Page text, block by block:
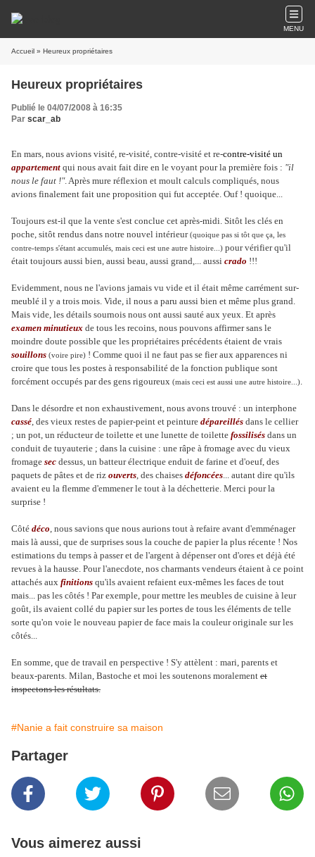
MENU
Accueil » Heureux propriétaires
Heureux propriétaires
Publié le 04/07/2008 à 16:35
Par scar_ab
En mars, nous avions visité, re-visité, contre-visité et re-contre-visité un
appartement qui nous avait fait dire en le voyant pour la première fois : "il
nous le faut !". Après mure réflexion et moult calculs compliqués, nous
avions finalement fait une proposition qui fut acceptée. Ouf ! quoique...
Toujours est-il que la vente s'est conclue cet après-midi. Sitôt les clés en
poche, sitôt rendus dans notre nouvel intérieur(quoique pas si tôt que ça, les
contre-temps s'étant accumulés, mais ceci est une autre histoire...) pour vérifier qu'il
était toujours aussi bien, aussi beau, aussi grand,... aussi crado !!!
Evidemment, nous ne l'avions jamais vu vide et il était même carrément sur-
meublé il y a trois mois. Vide, il nous a paru aussi bien et même plus grand.
Mais vide, les détails sournois nous ont aussi sauté aux yeux. Et après
examen minutieux de tous les recoins, nous pouvons affirmer sans le
moindre doute possible que les propriétaires précédents étaient de vrais
souillons (voire pire) ! Comme quoi il ne faut pas se fier aux apparences ni
croire que tous les postes à responsabilité de la fonction publique sont
forcément occupés par des gens rigoureux (mais ceci est aussi une autre histoire...).
Dans le désordre et non exhaustivement, nous avons trouvé : un interphone
cassé, des vieux restes de papier-peint et peinture dépareillés dans le cellier
; un pot, un réducteur de toilette et une lunette de toilette fossilisés dans un
conduit de tuyauterie ; dans la cuisine : une râpe à fromage avec du vieux
fromage sec dessus, un batteur électrique enduit de farine et d'oeuf, des
paquets de pâtes et de riz ouverts, des chaises défoncées... autant dire qu'ils
avaient eu la flemme d'emmener le tout à la déchetterie. Merci pour la
surprise !
Côté déco, nous savions que nous aurions tout à refaire avant d'emménager
mais là aussi, que de surprises sous la couche de papier la plus récente ! Nos
estimations du temps à passer et de l'argent à dépenser ont d'ores et déjà été
revues à la hausse. Pour l'anecdote, nos charmants vendeurs étaient à ce point
attachés aux finitions qu'ils avaient refaient eux-mêmes les faces de tout
mais... pas les côtés ! Par exemple, pour mettre les meubles de cuisine à leur
goût, ils avaient collé du papier sur les portes de tous les éléments de telle
sorte qu'on voie le nouveau papier de face mais la couleur originale sur les
côtés...
En somme, que de travail en perspective ! S'y attèlent : mari, parents et
beaux-parents. Milan, Bastoche et moi les soutenons moralement et
inspectons les résultats.
#Nanie a fait construire sa maison
Partager
Vous aimerez aussi